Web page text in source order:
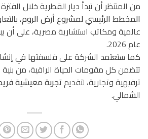
من المنتظر أن تبدأ ديار القطرية خلال
المخطط الرئيسي لمشروع أرض الروم،
عالمية ومكاتب استشارية مصرية، على أن
عام 2026.
كما ستعتمد الشركة على فلسفتها في
تتضمن كل مقومات الحياة الراقية، من
ترفيهية وتجارية، لتقديمتجربة معيشية
الشمالي.